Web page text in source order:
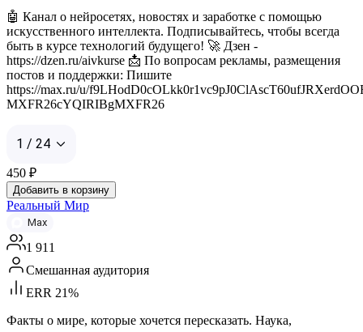
🤖 Канал о нейросетях, новостях и заработке с помощью
искусственного интеллекта. Подписывайтесь, чтобы всегда
быть в курсе технологий будущего! 🚀 Дзен -
https://dzen.ru/aivkurse 📩 По вопросам рекламы, размещения
постов и поддержки: Пишите
https://max.ru/u/
MXFR26cYQIRIBgMXFR26
1 / 24
450 ₽
Добавить в корзину
Реальный Мир
Max
1 911
Смешанная аудитория
ERR 21%
Факты о мире, которые хочется пересказать. Наука,